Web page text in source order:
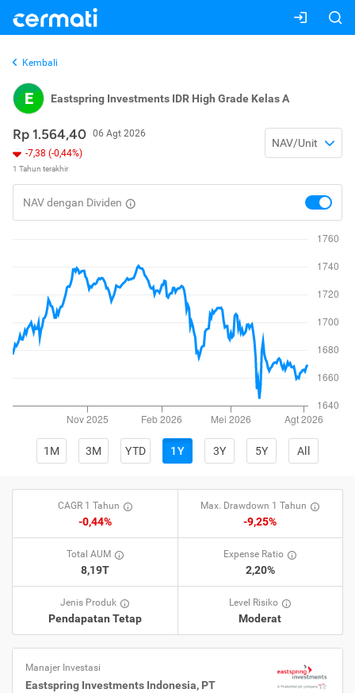
Kembali
E Eastspring Investments IDR High Grade Kelas A
Rp 1.564,40 06 Agt 2026
-7,38 (-0,44%)
1 Tahun terakhir
NAV/Unit
NAV dengan Dividen
toggle
nav
1M 3M YTD 1Y 3Y 5Y All
CAGR 1 Tahun
-0,44%
Max. Drawdown 1 Tahun
-9,25%
Total AUM
8,19T
Expense Ratio
2,20%
Jenis Produk
Pendapatan Tetap
Level Risiko
Moderat
Manajer Investasi
Eastspring Investments Indonesia, PT